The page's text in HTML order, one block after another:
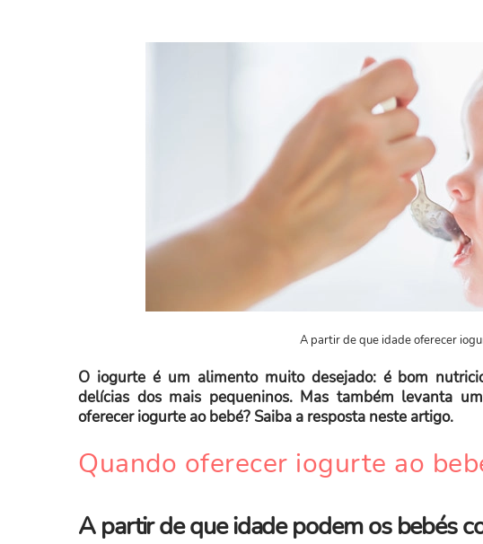
A partir de que idade oferecer
O iogurte é um alimento muito desejado: é bom
delícias dos mais pequeninos. Mas também levanta
oferecer iogurte ao bebé? Saiba a resposta neste artigo.
Quando oferecer iogurte ao
A partir de que idade podem os bebés